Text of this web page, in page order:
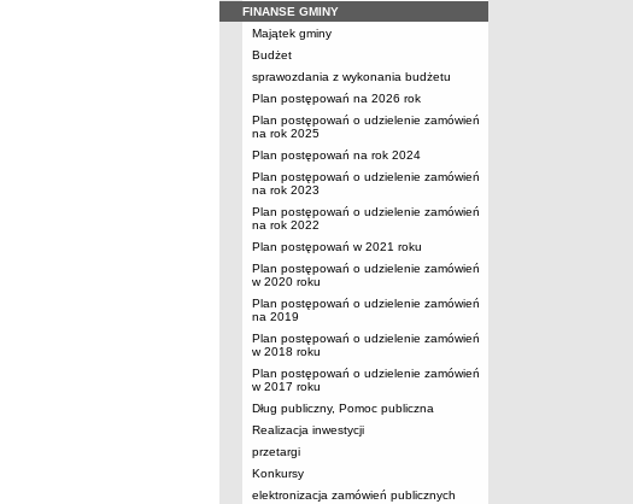
FINANSE GMINY
Majątek gminy
Budżet
sprawozdania z wykonania budżetu
Plan postępowań na 2026 rok
Plan postępowań o udzielenie zamówień
na rok 2025
Plan postępowań na rok 2024
Plan postępowań o udzielenie zamówień
na rok 2023
Plan postępowań o udzielenie zamówień
na rok 2022
Plan postępowań w 2021 roku
Plan postępowań o udzielenie zamówień
w 2020 roku
Plan postępowań o udzielenie zamówień
na 2019
Plan postępowań o udzielenie zamówień
w 2018 roku
Plan postępowań o udzielenie zamówień
w 2017 roku
Dług publiczny, Pomoc publiczna
Realizacja inwestycji
przetargi
Konkursy
elektronizacja zamówień publicznych